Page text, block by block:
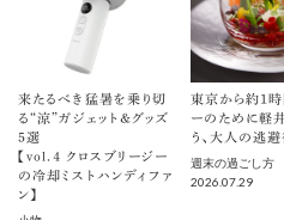
来たるべき猛暑を乗り切
る“涼”ガジェット＆グッズ
5選
【vol.４ クロスブリージー
の冷却ミストハンディファ
ン】
東京から約1時
ーのために軽
う、大人の逃避
週末の過ごし方
2026.07.29